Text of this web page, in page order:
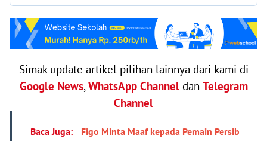
Simak update artikel pilihan lainnya dari kami di
Google News,WhatsApp Channeldan Telegram
Channel
Baca Juga:
Figo Minta Maaf kepada Pemain Persib